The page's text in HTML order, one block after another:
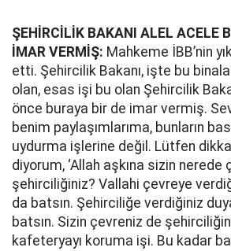
ŞEHİRCİLİK BAKANI ALEL ACELE
İMAR VERMİŞ: Mahkeme İBB’nin
etti. Şehircilik Bakanı, işte bu
olan, esas işi bu olan Şehircilik
önce buraya bir de imar vermiş.
benim paylaşımlarıma, bunların
uydurma işlerine değil. Lütfen
diyorum, ‘Allah aşkına sizin nerede
şehirciliğiniz? Vallahi çevreye
da batsın. Şehirciliğe verdiğiniz
batsın. Sizin çevreniz de
kafeteryayı koruma işi. Bu kadar